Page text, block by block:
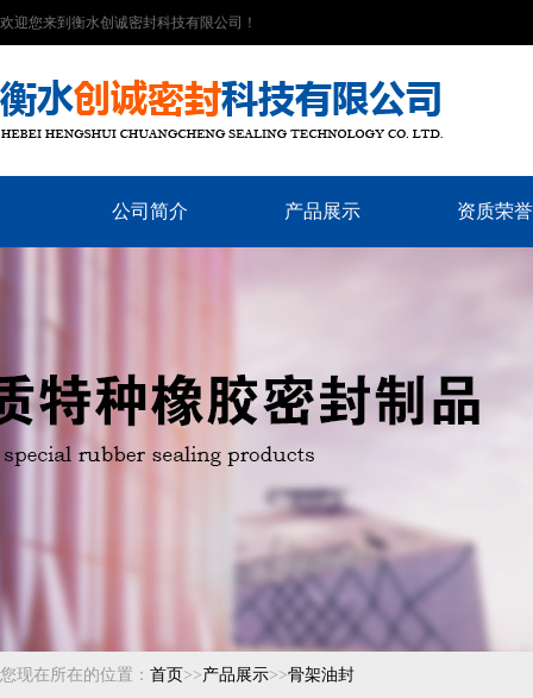
欢迎您来到衡水创诚密封科技有限公司！
公司简介 产品展示 资质荣誉
您现在所在的位置： 首页>>产品展示>>骨架油封